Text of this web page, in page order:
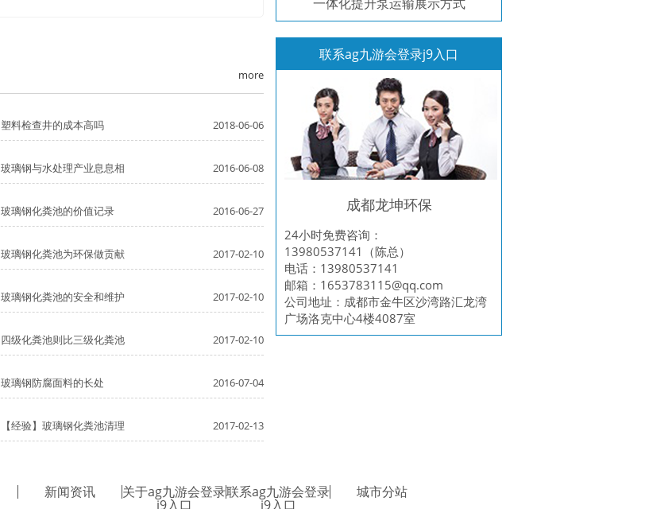
more
塑料检查井的成本高吗 2018-06-06
玻璃钢与水处理产业息息相 2016-06-08
玻璃钢化粪池的价值记录 2016-06-27
玻璃钢化粪池为环保做贡献 2017-02-10
玻璃钢化粪池的安全和维护 2017-02-10
四级化粪池则比三级化粪池 2017-02-10
玻璃钢防腐面料的长处 2016-07-04
【经验】玻璃钢化粪池清理 2017-02-13
联系ag九游会登录j9入口
成都龙坤环保
24小时免费咨询：
13980537141（陈总）
电话：13980537141
邮箱： 1653783115@qq.com
公司地址：成都市金牛区沙湾路汇龙湾
广场洛克中心4楼4087室
新闻资讯 关于ag九游会登录
j9入口
联系ag九游会登录
j9入口
城市分站